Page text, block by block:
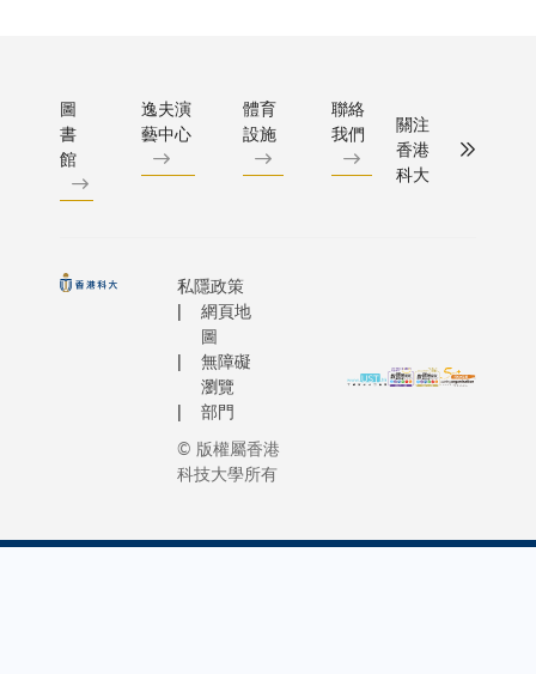
圖
書
館
逸夫演
藝中心
體育
設施
聯絡
我們
關注
香港
科大
私隱政策
網頁地
圖
無障礙
瀏覽
部門
© 版權屬香港
科技大學所有